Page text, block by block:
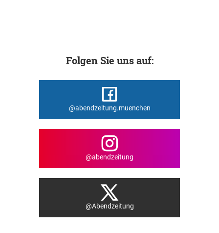
Folgen Sie uns auf:
@abendzeitung.muenchen
@abendzeitung
@Abendzeitung